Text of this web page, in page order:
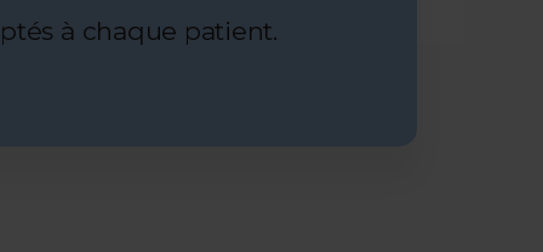
à chaque patient.